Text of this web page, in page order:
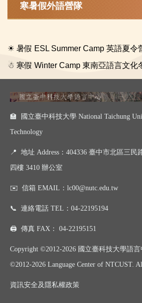
寒暑假外語營隊
☀ 暑假 ESL Summer Camp 英語夏令
☃ 寒假 Winter Camp 東南亞語言文化
🏫 國立臺中科技大學 National Taichung
Technology
📍 地址 Address：404336 臺中市北區三民
四樓 3410 辦公室
✉️ 信箱 EMAIL： lc00@nutc.edu.tw
📞 連絡電話 TEL： 04-22195194
🖨️ 傳真 FAX： 04-22195151
Copyright ©2012-2026 國立臺科技大學語言
©2012-2026 Language Center of NTCUST.
資訊安全及 隱私權政策